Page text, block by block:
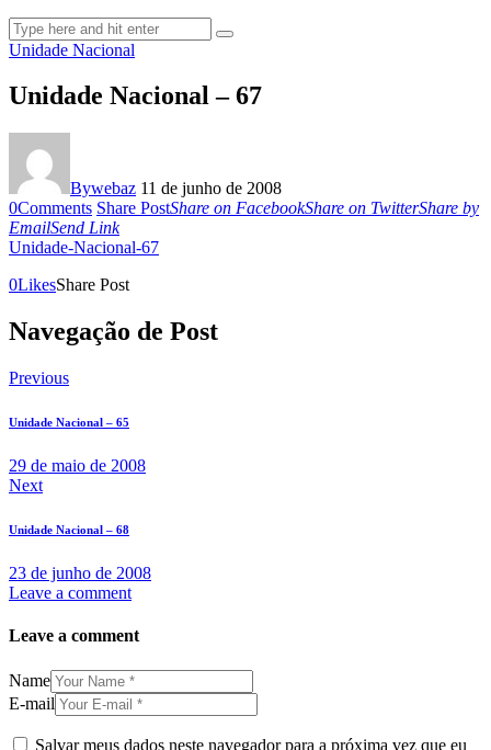
Unidade Nacional
Unidade Nacional – 67
Bywebaz 11 de junho de 2008
0Comments Share PostShare on FacebookShare on TwitterShare by
EmailSend Link
Unidade-Nacional-67
0LikesShare Post
Navegação de Post
Previous
Unidade Nacional – 65
29 de maio de 2008
Next
Unidade Nacional – 68
23 de junho de 2008
Leave a comment
Leave a comment
Name
E-mail
Salvar meus dados neste navegador para a próxima vez que eu